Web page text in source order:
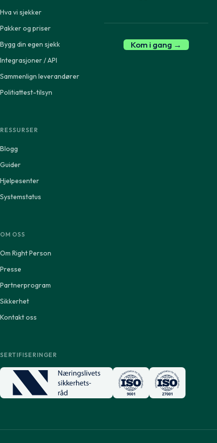
Kom i gang →
Hva vi sjekker
Pakker og priser
Bygg din egen sjekk
Integrasjoner / API
Sammenlign leverandører
Politiattest-tilsyn
RESSURSER
Blogg
Guider
Hjelpesenter
Systemstatus
OM OSS
Om Right Person
Presse
Partnerprogram
Sikkerhet
Kontakt oss
SERTIFISERINGER